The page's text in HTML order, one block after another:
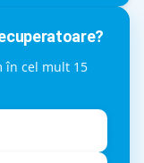
în cel mult 15